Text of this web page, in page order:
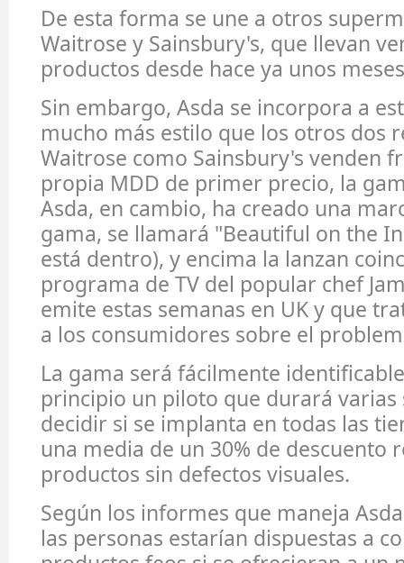
De esta forma se une a otros
Waitrose y Sainsbury's, que llevan
productos desde hace ya unos
Sin embargo, Asda se incorpora a
mucho más estilo que los otros dos
Waitrose como Sainsbury's venden
propia MDD de primer precio, la
Asda, en cambio, ha creado una
gama, se llamará "Beautiful on the
está dentro), y encima la lanzan
programa de TV del popular chef
emite estas semanas en UK y que
a los consumidores sobre el
La gama será fácilmente
principio un piloto que durará varias
decidir si se implanta en todas las
una media de un 30% de descuento
productos sin defectos visuales.
Según los informes que maneja
las personas estarían dispuestas a